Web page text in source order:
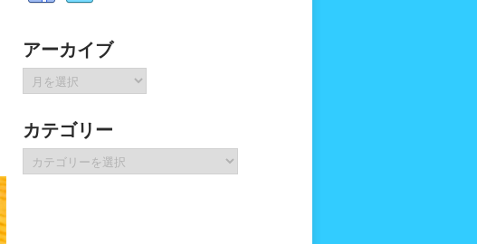
アーカイブ
ア
ー
イ
ブ
カテゴリー
テ